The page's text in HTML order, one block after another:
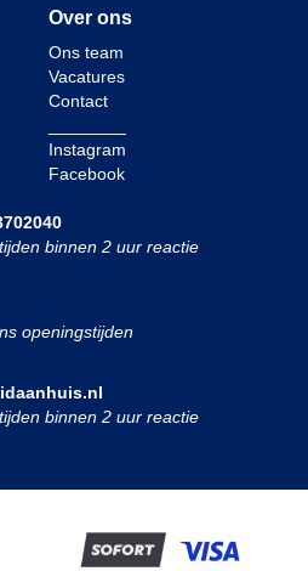
Over ons
Ons team
Vacatures
Contact
Instagram
Facebook
binnen 2 uur reactie
openingstijden
binnen 2 uur reactie